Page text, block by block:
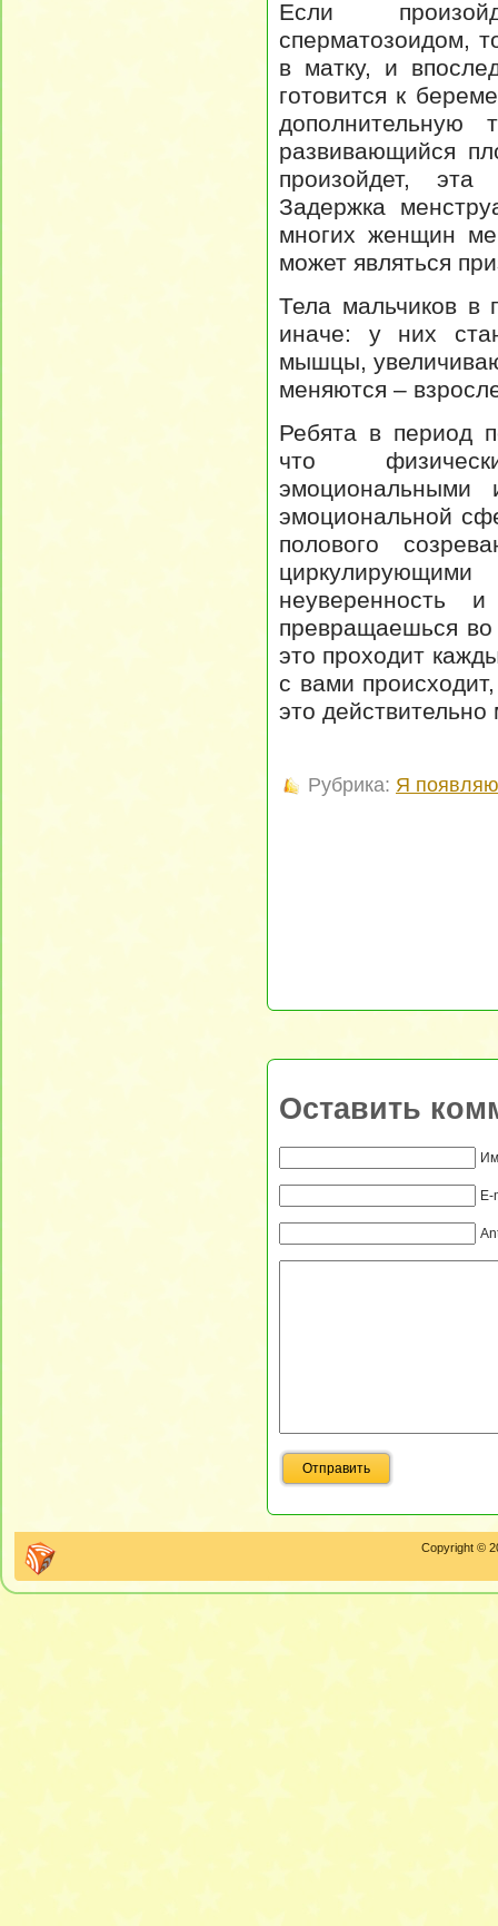
Если
сперматозоидом,
в матку, и
готовится к
дополнительную
развивающийся
произойдет,
Задержка
многих женщин
может являться
Тела мальчиков в
иначе: у них
мышцы,
меняются –
Ребята в период
что
эмоциональными
эмоциональной
полового
превращаешься во
это проходит
с вами
это
Рубрика: Я
Оставить
E-
Copyright ©